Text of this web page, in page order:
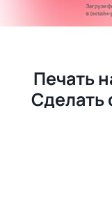
Печать
Сделать